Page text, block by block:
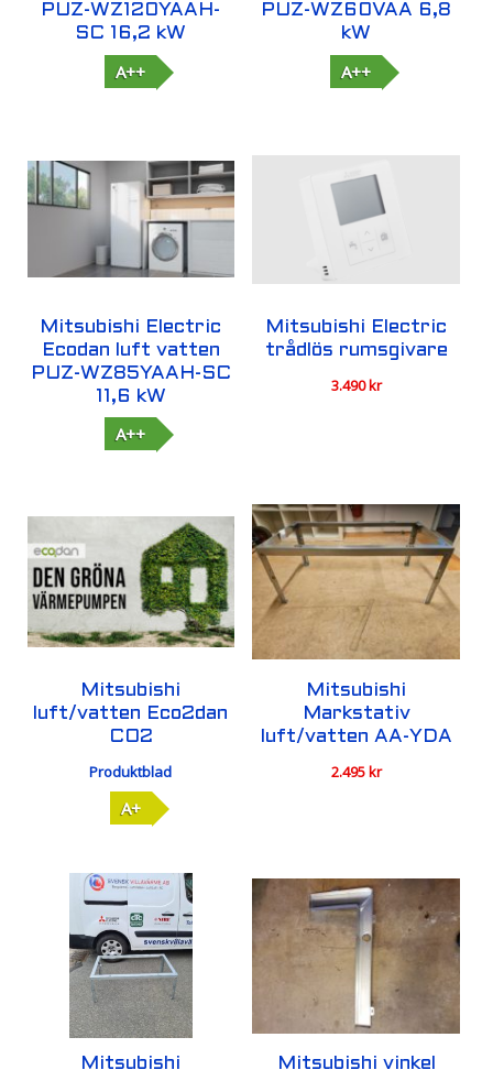
PUZ-WZ120YAAH-
SC 16,2 kW
A++
PUZ-WZ60VAA 6,8
kW
A++
Mitsubishi Electric
Ecodan luft vatten
PUZ-WZ85YAAH-SC
11,6 kW
A++
Mitsubishi Electric
trådlös rumsgivare
3.490kr
Mitsubishi
luft/vatten Eco2dan
CO2
Produktblad
A+
Mitsubishi
Markstativ
luft/vatten AA-YDA
2.495kr
Mitsubishi
Mitsubishi vinkel